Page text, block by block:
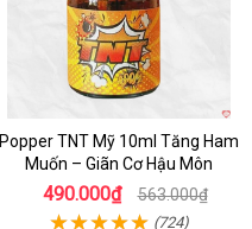
Popper TNT Mỹ 10ml Tăng Ham
Muốn – Giãn Cơ Hậu Môn
490.000₫ 563.000₫
(724)